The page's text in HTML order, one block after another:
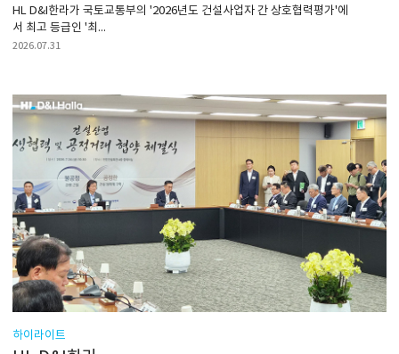
HL D&I한라가 국토교통부의 '2026년도 건설사업자 간 상호협력평가'에
서 최고 등급인 '최...
2026.07.31
하이라이트